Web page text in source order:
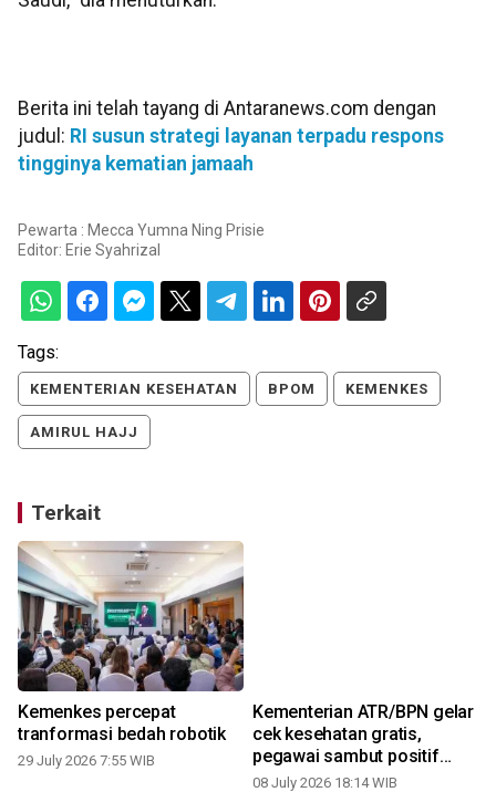
Berita ini telah tayang di Antaranews.com dengan
judul: RI susun strategi layanan terpadu respons
tingginya kematian jamaah
Pewarta : Mecca Yumna Ning Prisie
Editor: Erie Syahrizal
Tags:
KEMENTERIAN KESEHATAN BPOM KEMENKES
AMIRUL HAJJ
Terkait
Kemenkes percepat
tranformasi bedah robotik
29 July 2026 7:55 WIB
Kementerian ATR/BPN gelar
cek kesehatan gratis,
pegawai sambut positif
untuk deteksi dini penyakit
08 July 2026 18:14 WIB